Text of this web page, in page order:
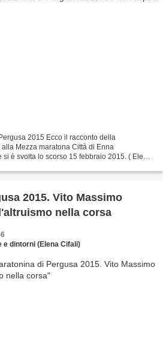
2015 Ecco il racconto della
Mezza maratona Città di Enna
è svolta lo scorso 15 febbraio 2015. ( Elena
2015. Vito Massimo
nella corsa
dintorni (Elena Cifali)